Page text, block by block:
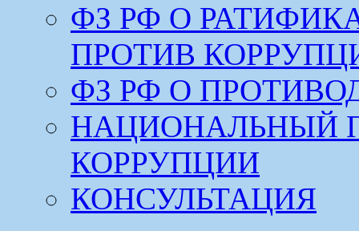
ФЗ РФ О
ПРОТИВ
ФЗ РФ О
НАЦИОНАЛЬНЫЙ
КОРРУПЦИИ
КОНСУЛЬТАЦИЯ